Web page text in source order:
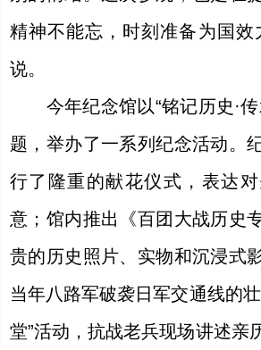
精神不能忘，时刻准备为国效
说。
今年纪念馆以“铭记历史·传
题，举办了一系列纪念活动。
行了隆重的献花仪式，表达
意；馆内推出《百团大战历史
贵的历史照片、实物和沉浸式
当年八路军破袭日军交通线的
堂”活动，抗战老兵现场讲述亲